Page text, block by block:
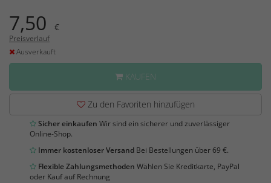
7,50 €
Preisverlauf
Ausverkauft
KAUFEN
Zu den Favoriten hinzufügen
Sicher einkaufen Wir sind ein sicherer und zuverlässiger
Online-Shop.
Immer kostenloser Versand Bei Bestellungen über 69 €.
Flexible Zahlungsmethoden Wählen Sie Kreditkarte, PayPal
oder Kauf auf Rechnung